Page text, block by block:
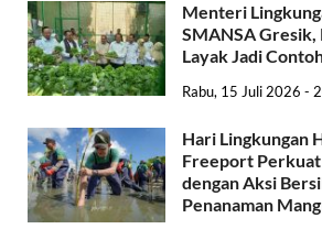
Menteri
SMANSA Gresik,
Layak Jadi
Rabu, 15 Juli 2026 -
Hari Lingkungan
Freeport
dengan Aksi
Penanaman